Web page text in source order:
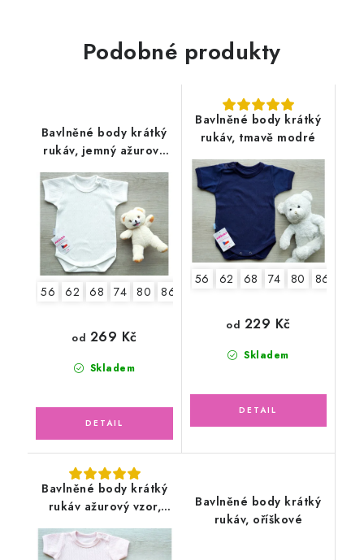
Podobné produkty
Bavlněné body krátký
rukáv, jemný ažurový
vzor, smetanové
56 62 68 74 80 86
Skladem
od 269 Kč
Bavlněné body krátký
rukáv, tmavě modré
56 62 68 74 80 86
Skladem
od 229 Kč
Bavlněné body krátký
rukáv ažurový vzor,
pudrově růžové
Bavlněné body krátký
rukáv, oříškové